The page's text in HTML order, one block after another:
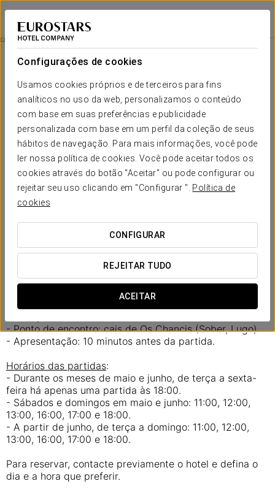
Configurações de cookies
Usamos cookies próprios e de terceiros para fins
analíticos no uso da web, personalizamos o conteúdo
com base em suas preferências e publicidade
personalizada com base em um perfil da coleção de seus
hábitos de navegação. Para mais informações, você pode
ler nossa política de cookies. Você pode aceitar todos os
cookies através do botão "Aceitar" ou pode configurar ou
rejeitar seu uso clicando em "Configurar ". Política de
cookies
CONFIGURAR
REJEITAR TUDO
ACEITAR
Áurea Palacio de Sober
LUGO - SOBER
Passeio De Catamarã
20 € por pessoa
Passeio de catamarã
Navegue pelos Canyons do Sil num passeio de catamarã
por uma paisagem natural única.
Planeie a sua experiência:
- Partidas de terça a domingo.
- Mínimo de 6 pessoas.
- Ponto de encontro: cais de Os Chancis (Sober, Lugo).
- Apresentação: 10 minutos antes da partida.
Horários das partidas:
- Durante os meses de maio e junho, de terça a sexta-
feira há apenas uma partida às 18:00.
- Sábados e domingos em maio e junho: 11:00, 12:00,
13:00, 16:00, 17:00 e 18:00.
- A partir de junho, de terça a domingo: 11:00, 12:00,
13:00, 16:00, 17:00 e 18:00.
Para reservar, contacte previamente o hotel e defina o
dia e a hora que preferir.